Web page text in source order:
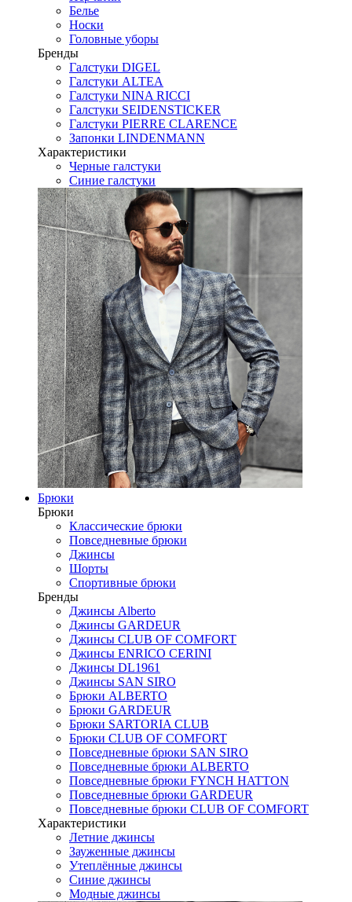
Белье
Носки
Головные уборы
Бренды
Галстуки DIGEL
Галстуки ALTEA
Галстуки NINA RICCI
Галстуки SEIDENSTICKER
Галстуки PIERRE CLARENCE
Запонки LINDENMANN
Характеристики
Черные галстуки
Синие галстуки
Брюки
Брюки
Классические брюки
Повседневные брюки
Джинсы
Шорты
Спортивные брюки
Бренды
Джинсы Alberto
Джинсы GARDEUR
Джинсы CLUB OF COMFORT
Джинсы ENRICO CERINI
Джинсы DL1961
Джинсы SAN SIRO
Брюки ALBERTO
Брюки GARDEUR
Брюки SARTORIA CLUB
Брюки CLUB OF COMFORT
Повседневные брюки SAN SIRO
Повседневные брюки ALBERTO
Повседневные брюки FYNCH HATTON
Повседневные брюки GARDEUR
Повседневные брюки CLUB OF COMFORT
Характеристики
Летние джинсы
Зауженные джинсы
Утеплённые джинсы
Синие джинсы
Модные джинсы